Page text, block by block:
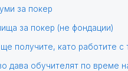
за покер
за покер (не фондации)
получите, като работите
дава обучителят по време